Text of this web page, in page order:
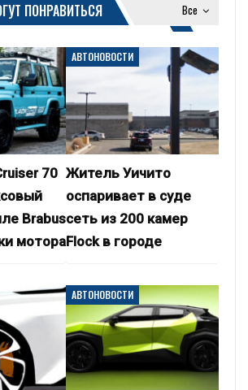
Все
ПОНРАВИТЬСЯ
70
Brabus
мотора
АВТОНОВОСТИ
Житель Уичито
оспаривает в суде
сеть из 200 камер
Flock в городе
АВТОНОВОСТИ